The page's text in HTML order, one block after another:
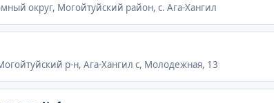
округ, Могойтуйский район, с. Ага-Хангил
р-н, Ага-Хангил с, Молодежная, 13